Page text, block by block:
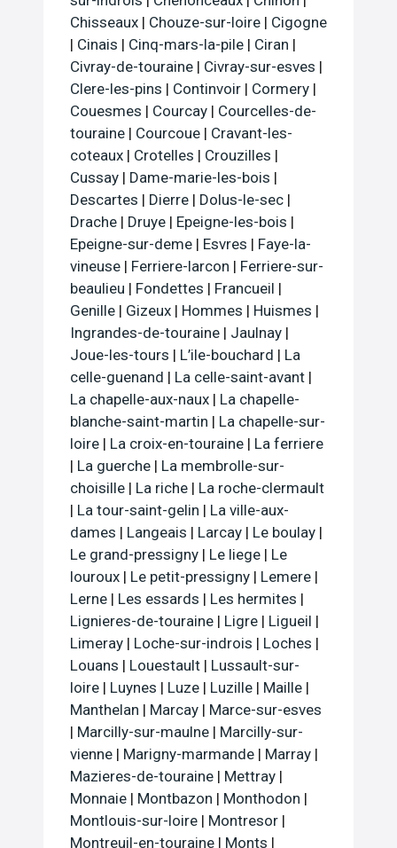
Chisseaux | Chouze-sur-loire | Cigogne
| Cinais | Cinq-mars-la-pile | Ciran |
Civray-de-touraine | Civray-sur-esves |
Clere-les-pins | Continvoir | Cormery |
Couesmes | Courcay | Courcelles-de-
touraine | Courcoue | Cravant-les-
coteaux | Crotelles | Crouzilles |
Cussay | Dame-marie-les-bois |
Descartes | Dierre | Dolus-le-sec |
Drache | Druye | Epeigne-les-bois |
Epeigne-sur-deme | Esvres | Faye-la-
vineuse | Ferriere-larcon | Ferriere-sur-
beaulieu | Fondettes | Francueil |
Genille | Gizeux | Hommes | Huismes |
Ingrandes-de-touraine | Jaulnay |
Joue-les-tours | L’ile-bouchard | La
celle-guenand | La celle-saint-avant |
La chapelle-aux-naux | La chapelle-
blanche-saint-martin | La chapelle-sur-
loire | La croix-en-touraine | La ferriere
| La guerche | La membrolle-sur-
choisille | La riche | La roche-clermault
| La tour-saint-gelin | La ville-aux-
dames | Langeais | Larcay | Le boulay |
Le grand-pressigny | Le liege | Le
louroux | Le petit-pressigny | Lemere |
Lerne | Les essards | Les hermites |
Lignieres-de-touraine | Ligre | Ligueil |
Limeray | Loche-sur-indrois | Loches |
Louans | Louestault | Lussault-sur-
loire | Luynes | Luze | Luzille | Maille |
Manthelan | Marcay | Marce-sur-esves
| Marcilly-sur-maulne | Marcilly-sur-
vienne | Marigny-marmande | Marray |
Mazieres-de-touraine | Mettray |
Monnaie | Montbazon | Monthodon |
Montlouis-sur-loire | Montresor |
Montreuil-en-touraine | Monts |